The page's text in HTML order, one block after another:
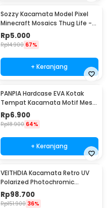
Sozzy Kacamata Model Pixel
Minecraft Mosaics Thug Life -
W0124
Rp5.000
Rp14.900 67%
+ Keranjang
PANPIA Hardcase EVA Kotak
Tempat Kacamata Motif Mesh
- JL-10029
Rp6.900
Rp18.900 64%
+ Keranjang
VEITHDIA Kacamata Retro UV
Polarized Photochromic
Sunglasses - 6108
Rp98.700
Rp151.900 36%